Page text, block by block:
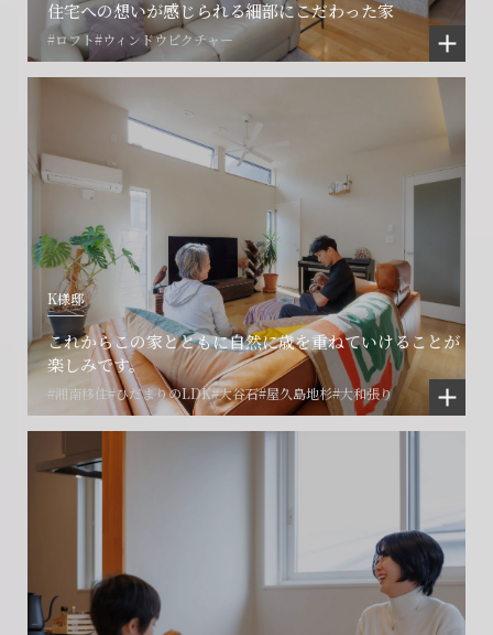
住宅への想いが感じられる細部にこだわった家
#ロフト#ウィンドウピクチャー
K様邸
これからこの家とともに自然に歳を重ねていけることが
楽しみです。
#湘南移住#ひだまりのLDK#大谷石#屋久島地杉#大和張り